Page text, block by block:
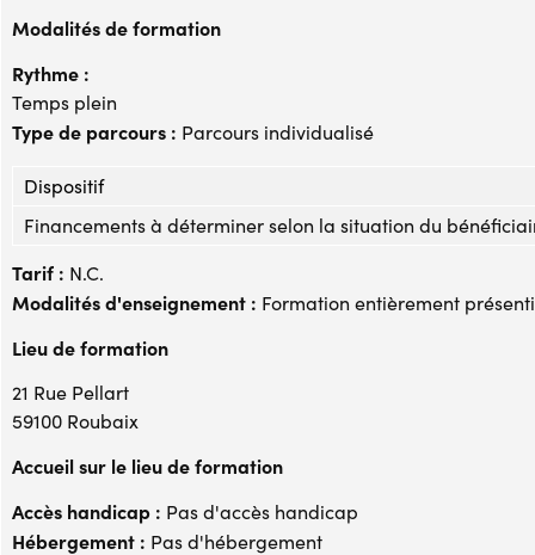
Modalités de formation
Rythme :
Temps plein
Type de parcours : Parcours individualisé
Dispositif
Financements à déterminer selon la situation du
Tarif : N.C.
Modalités d'enseignement : Formation entièrement
Lieu de formation
21 Rue Pellart
59100 Roubaix
Accueil sur le lieu de formation
Accès handicap : Pas d'accès handicap
Hébergement : Pas d'hébergement